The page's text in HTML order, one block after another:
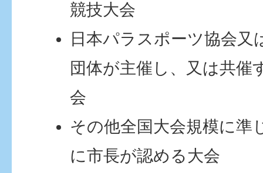
競技大会
日本パラスポーツ協会又
団体が主催し、又は共催
会
その他全国大会規模に準
に市長が認める大会